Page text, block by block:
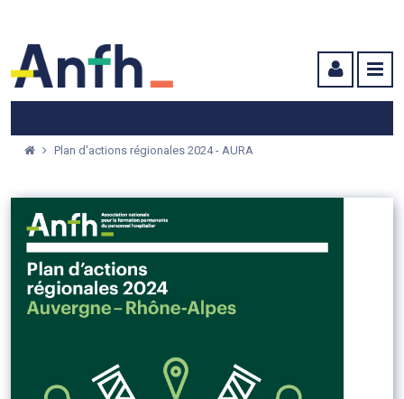
Plan d'actions régionales 2024 - AURA